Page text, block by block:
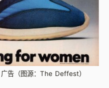
告（图源：The Deffest）